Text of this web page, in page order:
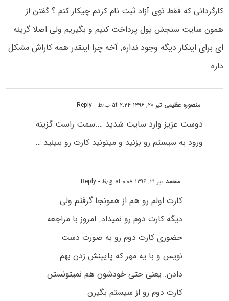
کارگردانی که فقط توی آزاد ثبت نام کردم چیکار کنم ؟ گفتن از
همون سایت سنجش پول پرداخت کنیم و بگیریم ولی اصلا گزینه
ای برای اینکار دیگه وجود نداره. آخه چرا اینقدر همه کاراش مشکل
داره
منصوره عظیمی تیر ۲۰, ۱۳۹۶ at ۲:۲۴ ب٫ظ - Reply
دوست عزیز وارد سایت شدید ….سمت راست گزینه
ورود به سیستم رو بزنید و میتونید کارت رو ببینید …
محمدتیر ۲۱, ۱۳۹۶ at ۰:۰۸ ق٫ظ - Reply
کارت اولم رو هم از همونجا گرفتم ولی
دیگه کارت دوم رو نمیداد. امروز با مراجعه
حضوری کارت دوم رو به صورت دست
نویس و با یه مهر که پایینش زدن بهم
دادن. یعنی حتی خودشون هم نمیتونستن
کارت دوم رو از سیستم بگیرن